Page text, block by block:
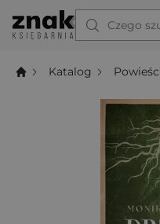
Czego
Katalog